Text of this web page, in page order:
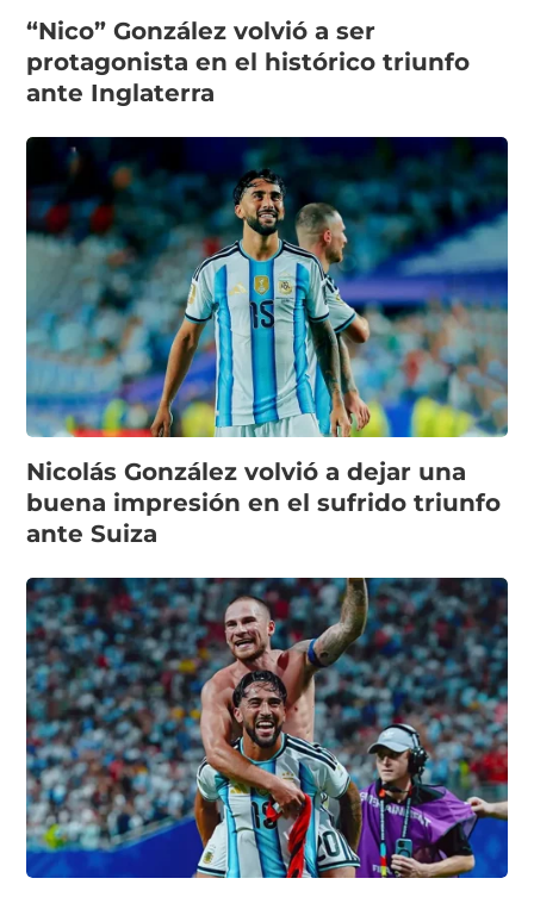
“Nico” González volvió a ser
protagonista en el histórico triunfo
ante Inglaterra
Nicolás González volvió a dejar una
buena impresión en el sufrido triunfo
ante Suiza